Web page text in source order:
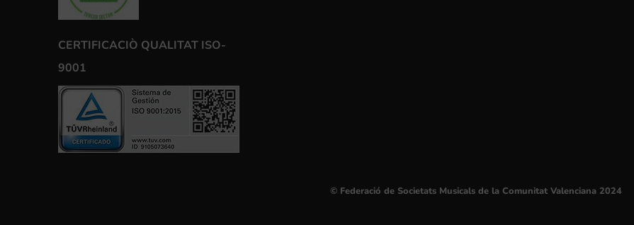
CERTIFICACIÒ QUALITAT ISO-
9001
© Federació de Societats Musicals de la Comunitat Valenciana 2024